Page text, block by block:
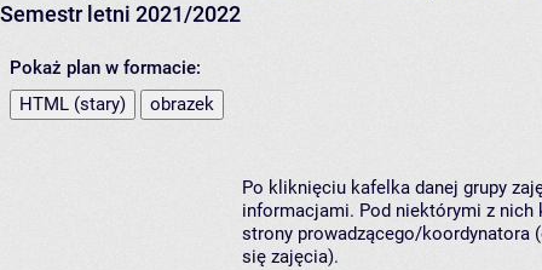
Semestr letni 2021/2022
Pokaż plan w formacie:
HTML (stary)
obrazek
Po kliknięciu kafelka danej grupy
informacjami. Pod niektórymi z nich
strony prowadzącego/koordynatora
się zajęcia).